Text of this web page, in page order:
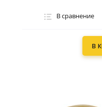
В сравнение
В